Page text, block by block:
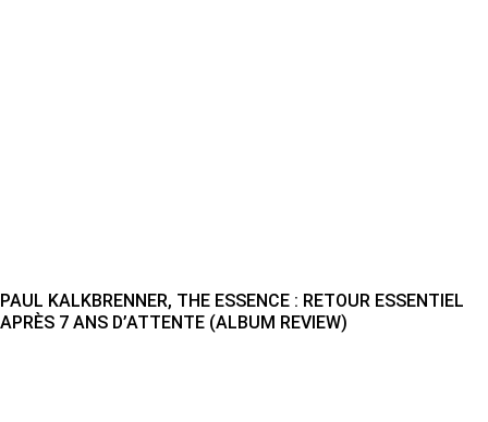
PAUL KALKBRENNER, THE ESSENCE : RETOUR ESSENTIEL
APRÈS 7 ANS D’ATTENTE (ALBUM REVIEW)